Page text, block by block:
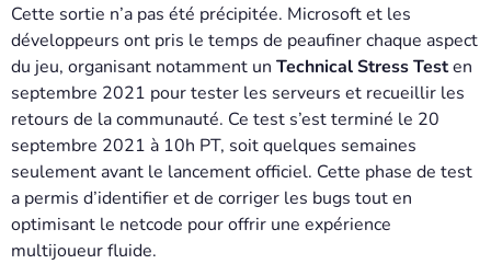
Cette sortie n’a pas été précipitée. Microsoft et les
développeurs ont pris le temps de peaufiner chaque aspect
du jeu, organisant notamment un Technical Stress Testen
septembre 2021 pour tester les serveurs et recueillir les
retours de la communauté. Ce test s’est terminé le 20
septembre 2021 à 10h PT, soit quelques semaines
seulement avant le lancement officiel. Cette phase de test
a permis d’identifier et de corriger les bugs tout en
optimisant le netcode pour offrir une expérience
multijoueur fluide.